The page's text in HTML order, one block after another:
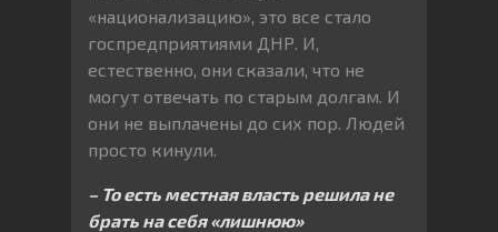
«национализацию», это все стало
госпредприятиями ДНР. И,
естественно, они сказали, что не
могут отвечать по старым долгам. И
они не выплачены до сих пор. Людей
просто кинули.
– То есть местная власть решила не
брать на себя «лишнюю»